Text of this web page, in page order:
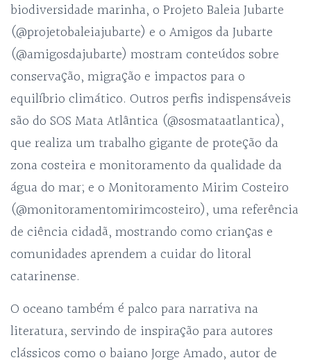
biodiversidade marinha, o Projeto Baleia Jubarte
(@projetobaleiajubarte) e o Amigos da Jubarte
(@amigosdajubarte) mostram conteúdos sobre
conservação, migração e impactos para o
equilíbrio climático. Outros perfis indispensáveis
são do SOS Mata Atlântica (@sosmataatlantica),
que realiza um trabalho gigante de proteção da
zona costeira e monitoramento da qualidade da
água do mar; e o Monitoramento Mirim Costeiro
(@monitoramentomirimcosteiro), uma referência
de ciência cidadã, mostrando como crianças e
comunidades aprendem a cuidar do litoral
catarinense.
O oceano também é palco para narrativa na
literatura, servindo de inspiração para autores
clássicos como o baiano Jorge Amado, autor de